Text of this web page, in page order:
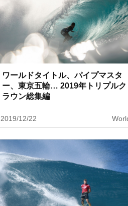
ワールドタイトル、パイプマスタ
ー、東京五輪… 2019年トリプルク
ラウン総集編
2019/12/22